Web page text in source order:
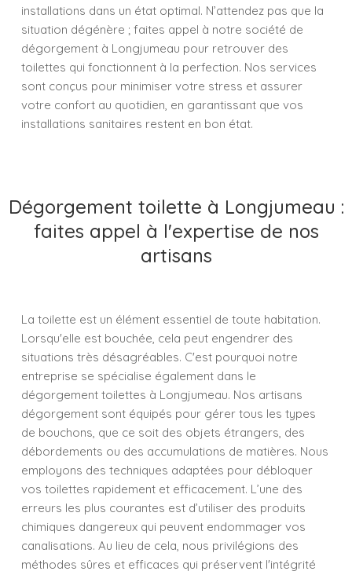
installations dans un état optimal. N’attendez pas que la
situation dégénère ; faites appel à notre société de
dégorgement à Longjumeau pour retrouver des
toilettes qui fonctionnent à la perfection. Nos services
sont conçus pour minimiser votre stress et assurer
votre confort au quotidien, en garantissant que vos
installations sanitaires restent en bon état.
Dégorgement toilette à Longjumeau :
faites appel à l'expertise de nos
artisans
La toilette est un élément essentiel de toute habitation.
Lorsqu'elle est bouchée, cela peut engendrer des
situations très désagréables. C'est pourquoi notre
entreprise se spécialise également dans le
dégorgement toilettes à Longjumeau. Nos artisans
dégorgement sont équipés pour gérer tous les types
de bouchons, que ce soit des objets étrangers, des
débordements ou des accumulations de matières. Nous
employons des techniques adaptées pour débloquer
vos toilettes rapidement et efficacement. L’une des
erreurs les plus courantes est d’utiliser des produits
chimiques dangereux qui peuvent endommager vos
canalisations. Au lieu de cela, nous privilégions des
méthodes sûres et efficaces qui préservent l'intégrité